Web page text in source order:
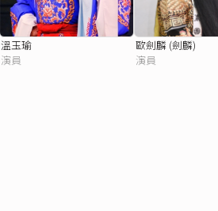
溫玉瑜
演員
歐劍麟 (劍麟)
演員